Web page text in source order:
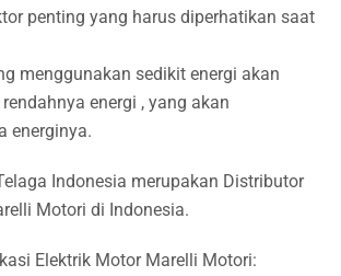
penting yang harus diperhatikan saat
menggunakan sedikit energi akan
energi , yang akan
energinya.
Indonesia merupakan Distributor
Motori di Indonesia.
Elektrik Motor Marelli Motori: